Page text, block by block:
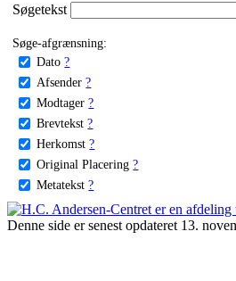
Søgetekst
Søge-afgrænsning:
Dato ?
Afsender ?
Modtager ?
Brevtekst ?
Herkomst ?
Original Placering ?
Metatekst ?
Denne side er senest opdateret 13.